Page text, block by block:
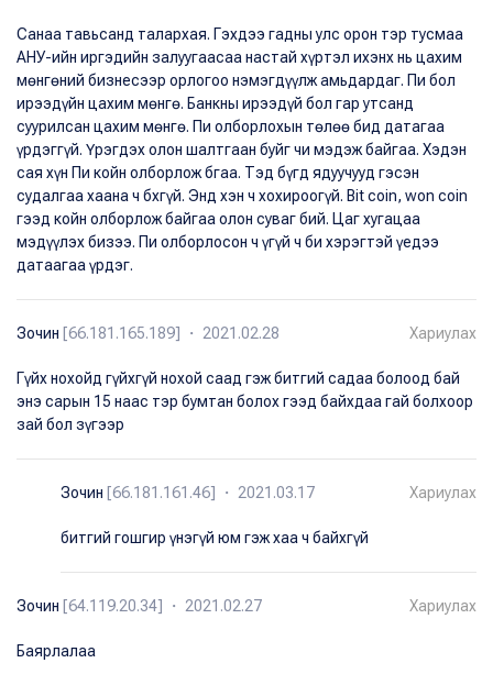
Санаа тавьсанд талархая. Гэхдээ гадны улс орон тэр тусмаа
АНУ-ийн иргэдийн залуугаасаа настай хүртэл ихэнх нь цахим
мөнгөний бизнесээр орлогоо нэмэгдүүлж амьдардаг. Пи бол
ирээдүйн цахим мөнгө. Банкны ирээдүй бол гар утсанд
суурилсан цахим мөнгө. Пи олборлохын төлөө бид датагаа
үрдэггүй. Үрэгдэх олон шалтгаан буйг чи мэдэж байгаа. Хэдэн
сая хүн Пи койн олборлож бгаа. Тэд бүгд ядуучууд гэсэн
судалгаа хаана ч бхгүй. Энд хэн ч хохироогүй. Bit coin, won coin
гээд койн олборлож байгаа олон суваг бий. Цаг хугацаа
мэдүүлэх бизээ. Пи олборлосон ч үгүй ч би хэрэгтэй үедээ
датаагаа үрдэг.
Зочин [66.181.165.189] ・ 2021.02.28 Хариулах
Гүйх нохойд гүйхгүй нохой саад гэж битгий садаа болоод бай
энэ сарын 15 наас тэр бумтан болох гээд байхдаа гай болхоор
зай бол зүгээр
Зочин [66.181.161.46] ・ 2021.03.17 Хариулах
битгий гошгир үнэгүй юм гэж хаа ч байхгүй
Зочин [64.119.20.34] ・ 2021.02.27 Хариулах
Баярлалаа